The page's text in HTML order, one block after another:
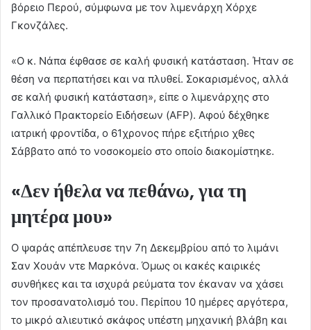
βόρειο Περού, σύμφωνα με τον λιμενάρχη Χόρχε
Γκονζάλες.
«Ο κ. Νάπα έφθασε σε καλή φυσική κατάσταση. Ήταν σε
θέση να περπατήσει και να πλυθεί. Σοκαρισμένος, αλλά
σε καλή φυσική κατάσταση», είπε ο λιμενάρχης στο
Γαλλικό Πρακτορείο Ειδήσεων (AFP). Αφού δέχθηκε
ιατρική φροντίδα, ο 61χρονος πήρε εξιτήριο χθες
Σάββατο από το νοσοκομείο στο οποίο διακομίστηκε.
«Δεν ήθελα να πεθάνω, για τη
μητέρα μου»
Ο ψαράς απέπλευσε την 7η Δεκεμβρίου από το λιμάνι
Σαν Χουάν ντε Μαρκόνα. Όμως οι κακές καιρικές
συνθήκες και τα ισχυρά ρεύματα τον έκαναν να χάσει
τον προσανατολισμό του. Περίπου 10 ημέρες αργότερα,
το μικρό αλιευτικό σκάφος υπέστη μηχανική βλάβη και